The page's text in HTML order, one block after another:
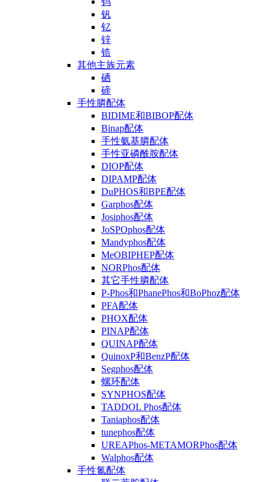
钒
钇
锌
锆
其他主族元素
硒
碲
手性膦配体
BIDIME和BIBOP配体
Binap配体
手性氨基膦配体
手性亚磷酰胺配体
DIOP配体
DIPAMP配体
DuPHOS和BPE配体
Garphos配体
Josiphos配体
JoSPOphos配体
Mandyphos配体
MeOBIPHEP配体
NORPhos配体
其它手性膦配体
P-Phos和PhanePhos和BoPhoz配体
PFA配体
PHOX配体
PINAP配体
QUINAP配体
QuinoxP和BenzP配体
Segphos配体
螺环配体
SYNPHOS配体
TADDOL Phos配体
Taniaphos配体
tunephos配体
UREAPhos-METAMORPhos配体
Walphos配体
手性氮配体